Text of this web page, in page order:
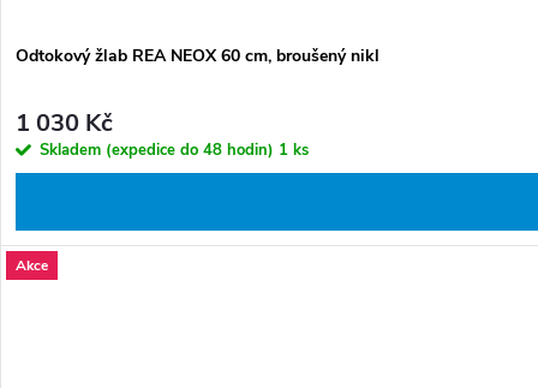
Odtokový žlab REA NEOX 60 cm, broušený nikl
1 030 Kč
Skladem (expedice do 48 hodin) 1 ks
Akce